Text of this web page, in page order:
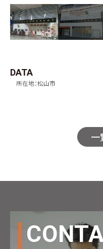
DATA
所在地：松山市
一